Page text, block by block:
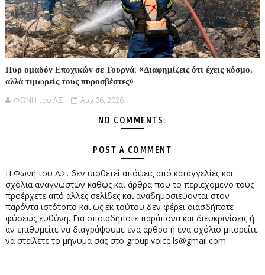
Πυρ ομαδόν Εποχικών σε Τουρνά: «Διαφημίζεις ότι έχεις κόσμο,
αλλά τιμωρείς τους πυροσβέστες»
ΦΩΝΗ του Λ.Σ. Aug 06, 2026
NO COMMENTS:
POST A COMMENT
Η Φωνή του Λ.Σ. δεν υιοθετεί απόψεις από καταγγελίες και
σχόλια αναγνωστών καθώς και άρθρα που το περιεχόμενο τους
προέρχετε από άλλες σελίδες και αναδημοσιεύονται στον
παρόντα ιστότοπο και ως εκ τούτου δεν φέρει οιασδήποτε
φύσεως ευθύνη. Για οποιαδήποτε παράπονα και διευκρινίσεις ή
αν επιθυμείτε να διαγράψουμε ένα άρθρο ή ένα σχόλιο μπορείτε
να στείλετε το μήνυμα σας στο group.voice.ls@gmail.com.